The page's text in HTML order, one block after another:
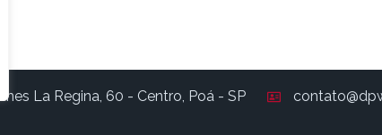
La Regina, 60 - Centro, Poá - SP